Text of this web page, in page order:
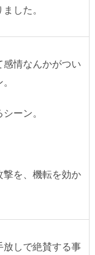
した。
情なんかがつい
ーン。
を、機転を効か
しで絶賛する事